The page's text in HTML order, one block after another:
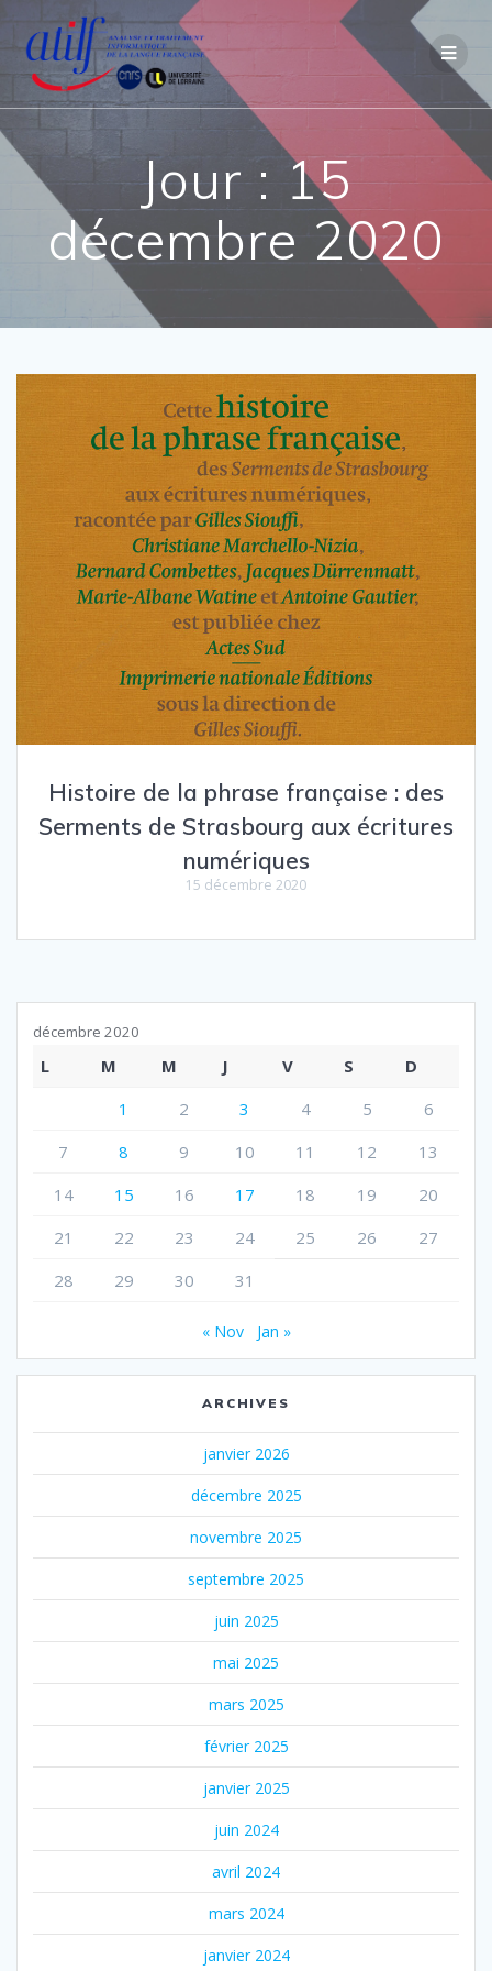
contenu
Jour :15
décembre 2020
Histoire de la phrase française : des
Serments de Strasbourg aux écritures
numériques
15 décembre 2020
décembre 2020
L M M J V S
D
1
2 3 4 5
6
7
8 9 10 11 12
13
14
15 16 17 18 19
20
21
22 23 24 25 26
27
28
29 30 31
« Nov Jan »
ARCHIVES
janvier 2026
décembre 2025
novembre 2025
septembre 2025
juin 2025
mai 2025
mars 2025
février 2025
janvier 2025
juin 2024
avril 2024
mars 2024
janvier 2024